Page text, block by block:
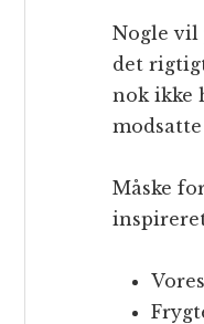
Nogle vil
det
nok ikke
Måske